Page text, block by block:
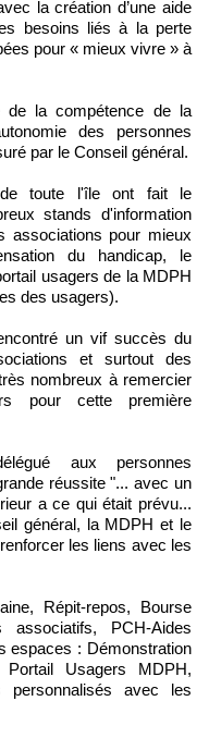
la création d’une aide
besoins liés à la perte
pour « mieux vivre » à
de la compétence de la
des personnes
par le Conseil général.
toute l'île ont fait le
stands d'information
associations pour mieux
du handicap, le
usagers de la MDPH
des usagers).
un vif succès du
et surtout des
nombreux à remercier
pour cette première
aux personnes
réussite "... avec un
a ce qui était prévu...
général, la MDPH et le
les liens avec les
Répit-repos, Bourse
associatifs, PCH-Aides
espaces : Démonstration
Portail Usagers MDPH,
personnalisés avec les